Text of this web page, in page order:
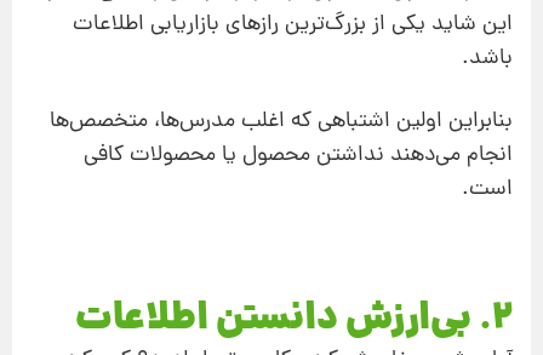
این شاید یكی از بزرگ‌ترین رازهای بازاریابی اطلاعات
باشد.
بنابراین اولین اشتباهی كه اغلب مدرس‌ها، متخصص‌ها
انجام می‌دهند نداشتن محصول یا محصولات كافی
است.
2. بی‌ارزش دانستن اطلاعات